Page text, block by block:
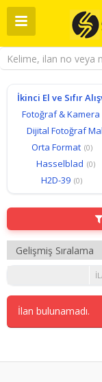
İkinci El ve Sıfır
Fotoğraf & Kamera
Dijital Fotoğraf
Orta Format (0)
Hasselblad (0)
H2D-39 (0)
İlan bulunamadı.